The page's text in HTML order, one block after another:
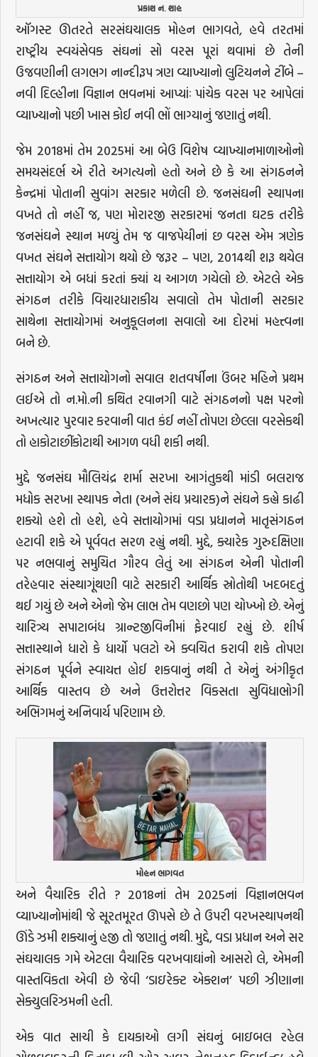
પ્રકાશ ન. શાહ
ઑગસ્ટ ઊતરતે સરસંઘચાલક મોહન ભાગવતે, હવે તરતમાં
રાષ્ટ્રીય સ્વયંસેવક સંઘનાં સો વરસ પૂરાં થવામાં છે તેની
ઉજવણીની લગભગ નાન્દીરૂપ ત્રણ વ્યાખ્યાનો લુટિયનને ટીંબે –
નવી દિલ્હીના વિજ્ઞાન ભવનમાં આપ્યાંઃ પાંચેક વરસ પર આપેલાં
વ્યાખ્યાનો પછી ખાસ કોઈ નવી ભોં ભાગ્યાનું જણાતું નથી.
જેમ 2018માં તેમ 2025માં આ બેઉ વિશેષ વ્યાખ્યાનમાળાઓનો
સમયસંદર્ભ એ રીતે અગત્યનો હતો અને છે કે આ સંગઠનને
કેન્દ્રમાં પોતાની સુવાંગ સરકાર મળેલી છે. જનસંઘની સ્થાપના
વખતે તો નહીં જ, પણ મોરારજી સરકારમાં જનતા ઘટક તરીકે
જનસંઘને સ્થાન મળ્યું તેમ જ વાજપેયીનાં છ વરસ એમ ત્રણેક
વખત સંઘને સત્તાયોગ થયો છે જરૂર – પણ, 2014થી શરૂ થયેલ
સત્તાયોગ એ બધાં કરતાં ક્યાં ય આગળ ગયેલો છે. એટલે એક
સંગઠન તરીકે વિચારધારાકીય સવાલો તેમ પોતાની સરકાર
સાથેના સત્તાયોગમાં અનુકૂલનના સવાલો આ દોરમાં મહત્ત્વના
બને છે.
સંગઠન અને સત્તાયોગનો સવાલ શતવર્ષીના ઉંબર મહિને પ્રથમ
લઈએ તો ન.મો.ની કથિત રવાનગી વાટે સંગઠનનો પક્ષ પરનો
અખત્યાર પુરવાર કરવાની વાત કંઈ નહીં તોપણ છેલ્લા વરસેકથી
તો હાકોટાછીંકોટાથી આગળ વધી શકી નથી.
મુદ્દે જનસંઘ મૌલિચંદ્ર શર્મા સરખા આગંતુકથી માંડી બલરાજ
મધોક સરખા સ્થાપક નેતા (અને સંઘ પ્રચારક)ને સંઘને કહ્યે કાઢી
શક્યો હશે તો હશે, હવે સત્તાયોગમાં વડા પ્રધાનને માતૃસંગઠન
હટાવી શકે એ પૂર્વવત સરળ રહ્યું નથી. મુદ્દે, ક્યારેક ગુરુદક્ષિણા
પર નભવાનું સમુચિત ગૌરવ લેતું આ સંગઠન એની પોતાની
તરેહવાર સંસ્થાગૂંથણી વાટે સરકારી આર્થિક સ્રોતોથી ખદબદતું
થઈ ગયું છે અને એનો જેમ લાભ તેમ વણછો પણ ચોખ્ખો છે. એનું
ચારિત્ર્ય સપાટાબંધ ગ્રાન્ટજીવિનીમાં ફેરવાઈ રહ્યું છે. શીર્ષ
સત્તાસ્થાને ધારો કે ધાર્યો પલટો એ ક્વચિત કરાવી શકે તોપણ
સંગઠન પૂર્વને સ્વાયત્ત હોઈ શકવાનું નથી તે એનું અંગીકૃત
આર્થિક વાસ્તવ છે અને ઉત્તરોત્તર વિકસતા સુવિધાભોગી
અભિગમનું અનિવાર્ય પરિણામ છે.
મોહન ભાગવત
અને વૈચારિક રીતે ? 2018નાં તેમ 2025નાં વિજ્ઞાનભવન
વ્યાખ્યાનોમાંથી જે સૂરતમૂરત ઊપસે છે તે ઉપરી વરખસ્થાપનથી
ઊંડે ઝમી શક્યાનું હજી તો જણાતું નથી. મુદ્દે, વડા પ્રધાન અને સર
સંઘચાલક ગમે એટલા વૈચારિક વરખવાઘાંનો આસરો લે, એમની
વાસ્તવિકતા એવી છે જેવી ‘ડાઇરેક્ટ એક્શન’ પછી ઝીણાના
સેક્યુલરિઝમની હતી.
એક વાત સાચી કે દાયકાઓ લગી સંઘનું બાઇબલ રહેલ